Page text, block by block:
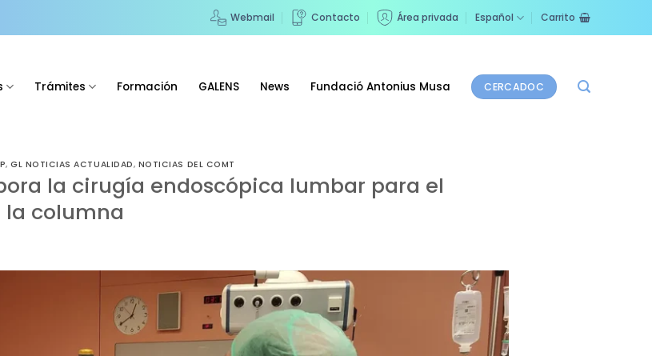
Webmail Contacto Área privada Español Carrito
Trámites Formación GALENS News Fundació Antonius Musa CERCADOC
,GL NOTICIAS ACTUALIDAD, NOTICIAS DEL COMT
la cirugía endoscópica lumbar para el
columna